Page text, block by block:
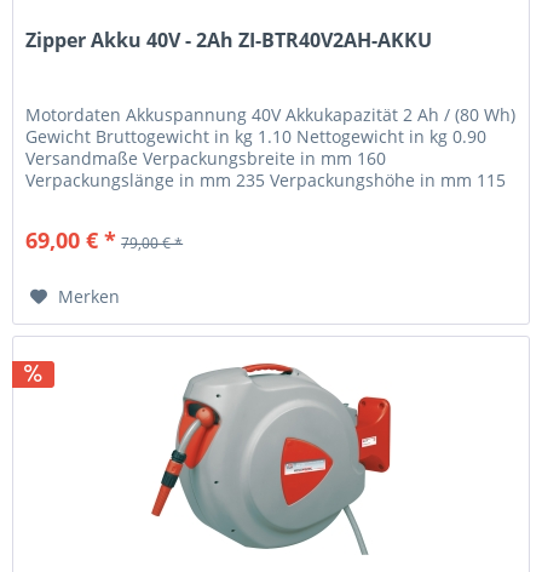
Zipper Akku 40V - 2Ah ZI-BTR40V2AH-AKKU
Motordaten Akkuspannung 40V Akkukapazität 2 Ah / (80 Wh)
Gewicht Bruttogewicht in kg 1.10 Nettogewicht in kg 0.90
Versandmaße Verpackungsbreite in mm 160
Verpackungslänge in mm 235 Verpackungshöhe in mm 115
69,00 € * 79,00 € *
Merken